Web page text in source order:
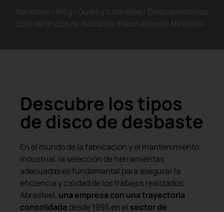
Abrasteel / Blog / Guías y tutoriales / Descubrimos los
tipos de discos de desbaste disponibles en Abrasteel
Descubre los tipos
de disco de desbaste
En el mundo de la fabricación y el mantenimiento
industrial, la selección de herramientas
adecuadas es fundamental para asegurar la
eficiencia y calidad de los trabajos realizados.
Abrasteel, una empresa con una trayectoria
consolidada desde 1995 en el sector de